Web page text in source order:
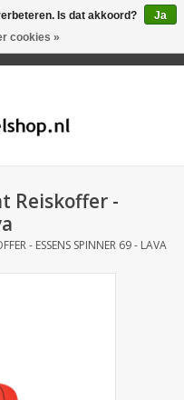
Reiskoffer -
- ESSENS SPINNER 69 - LAVA
Is dat akkoord?
Ja
cookies »